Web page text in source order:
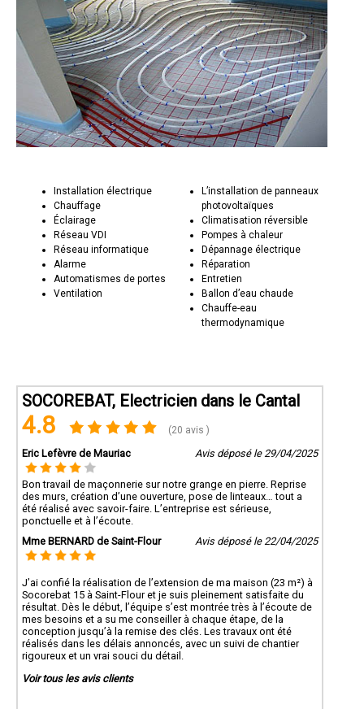
Installation électrique
Chauffage
Éclairage
Réseau VDI
Réseau informatique
Alarme
Automatismes de portes
Ventilation
L’installation de panneaux
photovoltaïques
Climatisation réversible
Pompes à chaleur
Dépannage électrique
Réparation
Entretien
Ballon d’eau chaude
Chauffe-eau
thermodynamique
SOCOREBAT, Electricien dans le Cantal
4.8 (20 avis )
Eric Lefèvre de Mauriac Avis déposé le 29/04/2025
Bon travail de maçonnerie sur notre grange en pierre. Reprise
des murs, création d’une ouverture, pose de linteaux… tout a
été réalisé avec savoir-faire. L’entreprise est sérieuse,
ponctuelle et à l’écoute.
Mme BERNARD de Saint-Flour
Avis déposé le 22/04/2025
J’ai confié la réalisation de l’extension de ma maison (23 m²) à
Socorebat 15 à Saint-Flour et je suis pleinement satisfaite du
résultat. Dès le début, l’équipe s’est montrée très à l’écoute de
mes besoins et a su me conseiller à chaque étape, de la
conception jusqu’à la remise des clés. Les travaux ont été
réalisés dans les délais annoncés, avec un suivi de chantier
rigoureux et un vrai souci du détail.
Voir tous les avis clients